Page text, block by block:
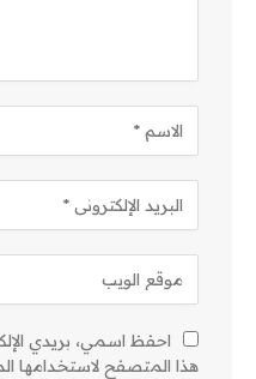
احفظ اسمي، بريدي
هذا المتصفح لاستخدامها